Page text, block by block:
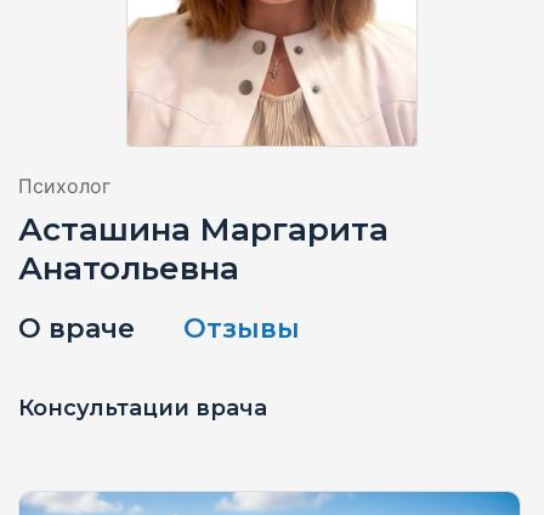
Психолог
Асташина Маргарита
Анатольевна
О враче Отзывы
Консультации врача